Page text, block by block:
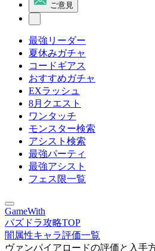
ご意見
最強リーダー
夏休みガチャ
コードギアス
おすすめガチャ
EXラッシュ
8月クエスト
ワンタッチ
モンスター検索
アシスト検索
最強パーティ
最強アシスト
フェス限一覧
GameWith
パズドラ攻略TOP
闇属性キャラ評価一覧
ヴァンパイアロードの評価と入手